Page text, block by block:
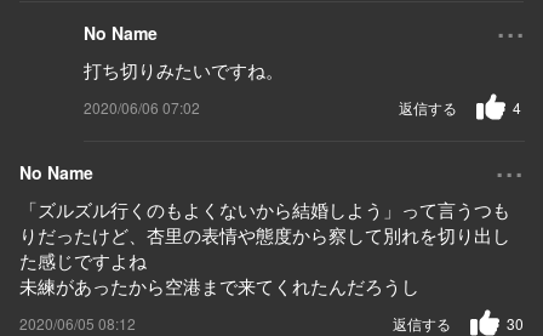
No Name ...
打ち切りみたいですね。
2020/06/06 07:02 4
返信する
No Name ...
「ズルズル行くのもよくないから結婚しよう」って言うつも
りだったけど、杏里の表情や態度から察して別れを切り出し
た感じですよね
未練があったから空港まで来てくれたんだろうし
2020/06/05 08:12 30
返信する